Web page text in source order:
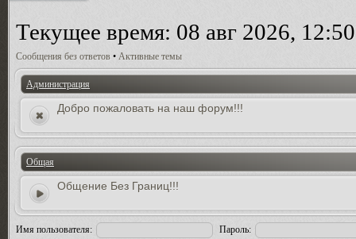
Текущее время: 08 авг 2026, 12:50
Сообщения без ответов • Активные темы
Администрация
Добро пожаловать на наш форум!!!
Общая
Общение Без Границ!!!
Имя пользователя: Пароль: